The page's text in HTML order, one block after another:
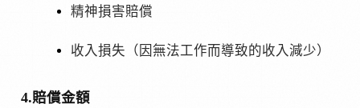
精神損害賠償
收入損失（因無法工作而導致的收入減少）
4.賠償金額